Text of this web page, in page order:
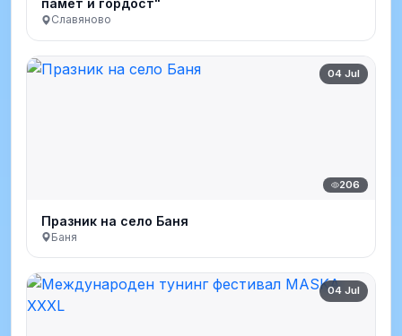
памет и гордост"
Славяново
04 Jul
206
Празник на село Баня
Баня
04 Jul